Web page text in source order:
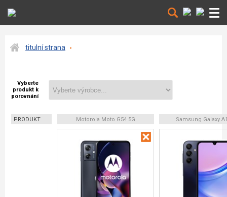
titulní strana
Vyberte
produkt k
porovnání
PRODUKT Motorola Moto G54 5G Samsung Galaxy